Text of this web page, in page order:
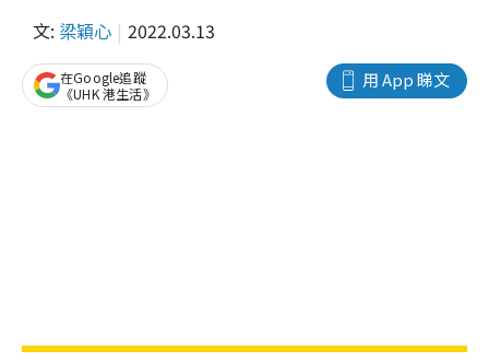
文: 梁穎心 2022.03.13
用 App 睇文
在Google追蹤
《UHK 港生活》